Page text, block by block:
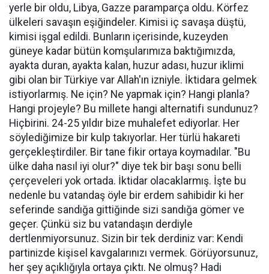
yerle bir oldu, Libya, Gazze paramparça oldu. Körfez
ülkeleri savaşın eşiğindeler. Kimisi iç savaşa düştü,
kimisi işgal edildi. Bunların içerisinde, kuzeyden
güneye kadar bütün komşularımıza baktığımızda,
ayakta duran, ayakta kalan, huzur adası, huzur iklimi
gibi olan bir Türkiye var Allah'ın izniyle. İktidara gelmek
istiyorlarmış. Ne için? Ne yapmak için? Hangi planla?
Hangi projeyle? Bu millete hangi alternatifi sundunuz?
Hiçbirini. 24-25 yıldır bize muhalefet ediyorlar. Her
söylediğimize bir kulp takıyorlar. Her türlü hakareti
gerçekleştirdiler. Bir tane fikir ortaya koymadılar. "Bu
ülke daha nasıl iyi olur?" diye tek bir başı sonu belli
çerçeveleri yok ortada. İktidar olacaklarmış. İşte bu
nedenle bu vatandaş öyle bir erdem sahibidir ki her
seferinde sandığa gittiğinde sizi sandığa gömer ve
geçer. Çünkü siz bu vatandaşın derdiyle
dertlenmiyorsunuz. Sizin bir tek derdiniz var: Kendi
partinizde kişisel kavgalarınızı vermek. Görüyorsunuz,
her şey açıklığıyla ortaya çıktı. Ne olmuş? Hadi